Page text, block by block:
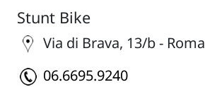
Stunt Bike
Via di Brava, 13/b - Roma
06.6695.9240